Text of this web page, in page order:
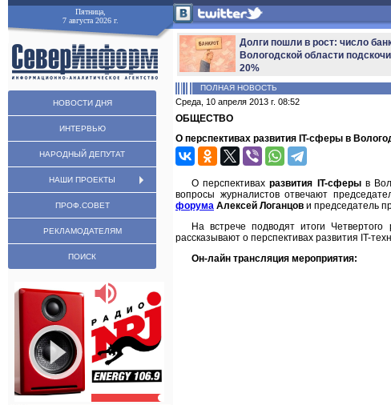
Пятница,
7 августа 2026 г.
НОВОСТИ ДНЯ
ИНТЕРВЬЮ
НАРОДНЫЙ ДЕПУТАТ
НАШИ ПРОЕКТЫ
ПРОФ.СОВЕТ
РЕКЛАМОДАТЕЛЯМ
ПОИСК
Долги пошли в рост: число
Вологодской области
20%
ПОЛНАЯ НОВОСТЬ
Среда, 10 апреля 2013 г. 08:52
ОБЩЕСТВО
О перспективах развития IT-сферы в
О перспективахразвития IT-сферыв
вопросы журналистов отвечают
форума Алексей Логанцов и председатель
На встрече подводят итоги
рассказывают о перспективах развития IT-
Он-лайн трансляция мероприятия: